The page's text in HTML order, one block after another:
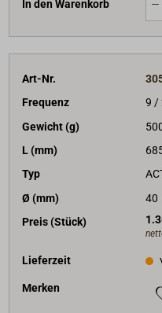
In den Warenkorb
Art-Nr.
Frequenz
9 /
Gewicht (g)
L (mm)
Typ
Ø (mm)
40
Preis (Stück)
Lieferzeit
Merken